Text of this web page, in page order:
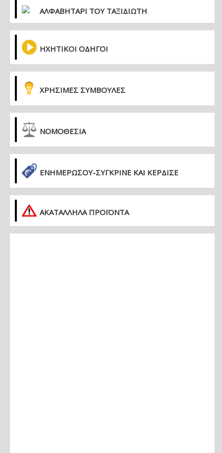
ΑΛΦΑΒΗΤΑΡΙ ΤΟΥ ΤΑΞΙΔΙΩΤΗ
ΗΧΗΤΙΚΟΙ ΟΔΗΓΟΙ
ΧΡΗΣΙΜΕΣ ΣΥΜΒΟΥΛΕΣ
ΝΟΜΟΘΕΣΙΑ
ΕΝΗΜΕΡΏΣΟΥ-ΣΎΓΚΡΙΝΕ ΚΑΙ ΚΈΡΔΙΣΕ
ΑΚΑΤΑΛΛΗΛΑ ΠΡΟΪΟΝΤΑ